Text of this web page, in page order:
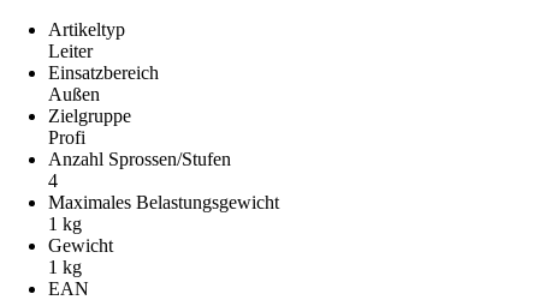
Artikeltyp
Leiter
Einsatzbereich
Außen
Zielgruppe
Profi
Anzahl Sprossen/Stufen
4
Maximales Belastungsgewicht
1 kg
Gewicht
1 kg
EAN